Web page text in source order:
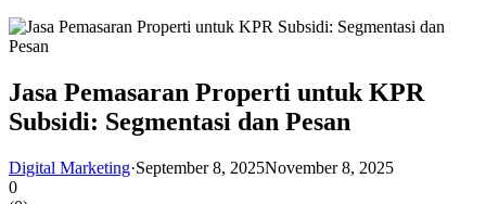
Jasa Pemasaran Properti untuk KPR
Subsidi: Segmentasi dan Pesan
Digital Marketing·September 8, 2025November 8, 2025
0